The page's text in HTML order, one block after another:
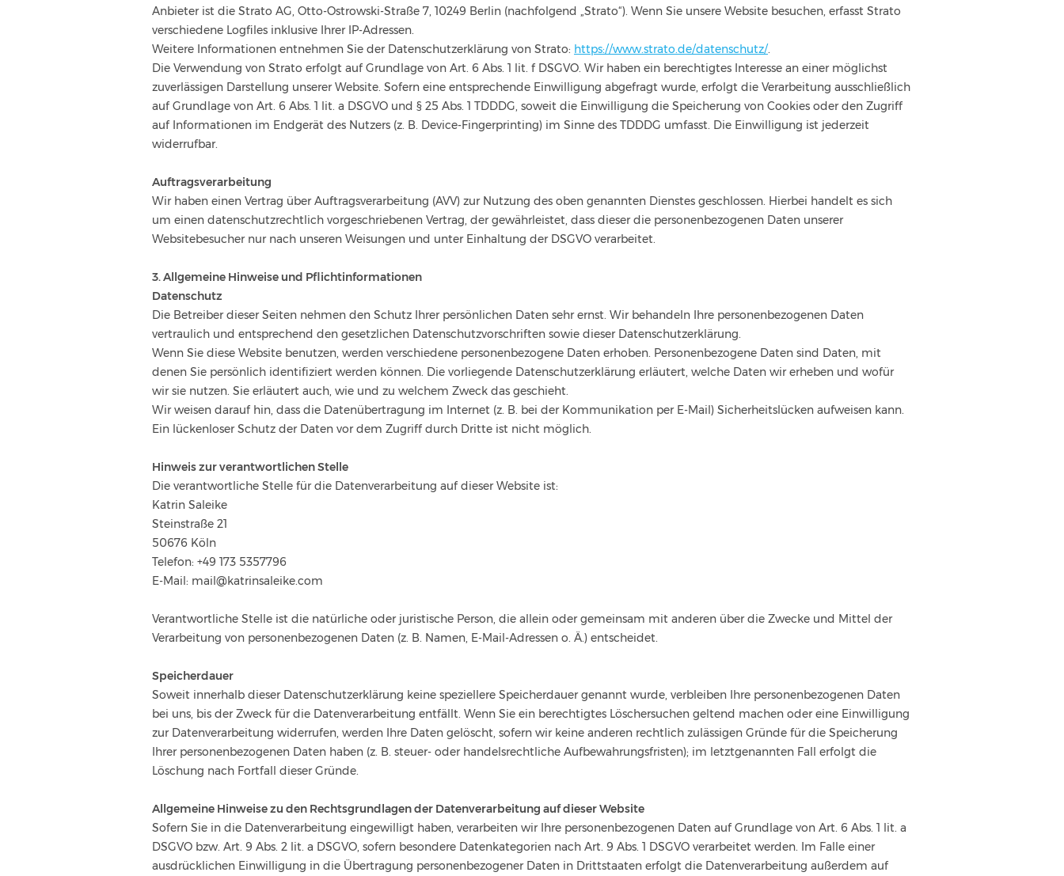
Anbieter ist die Strato AG, Otto-Ostrowski-Straße 7, 10249 Berlin (nachfolgend „Strato“). Wenn Sie unsere Website besuchen, erfasst Strato
verschiedene Logfiles inklusive Ihrer IP-Adressen.
Weitere Informationen entnehmen Sie der Datenschutzerklärung von Strato: https://www.strato.de/datenschutz/.
Die Verwendung von Strato erfolgt auf Grundlage von Art. 6 Abs. 1 lit. f DSGVO. Wir haben ein berechtigtes Interesse an einer möglichst
zuverlässigen Darstellung unserer Website. Sofern eine entsprechende Einwilligung abgefragt wurde, erfolgt die Verarbeitung ausschließlich
auf Grundlage von Art. 6 Abs. 1 lit. a DSGVO und § 25 Abs. 1 TDDDG, soweit die Einwilligung die Speicherung von Cookies oder den Zugriff
auf Informationen im Endgerät des Nutzers (z. B. Device-Fingerprinting) im Sinne des TDDDG umfasst. Die Einwilligung ist jederzeit
widerrufbar.
Auftragsverarbeitung
Wir haben einen Vertrag über Auftragsverarbeitung (AVV) zur Nutzung des oben genannten Dienstes geschlossen. Hierbei handelt es sich
um einen datenschutzrechtlich vorgeschriebenen Vertrag, der gewährleistet, dass dieser die personenbezogenen Daten unserer
Websitebesucher nur nach unseren Weisungen und unter Einhaltung der DSGVO verarbeitet.
3. Allgemeine Hinweise und Pflicht­informationen
Datenschutz
Die Betreiber dieser Seiten nehmen den Schutz Ihrer persönlichen Daten sehr ernst. Wir behandeln Ihre personenbezogenen Daten
vertraulich und entsprechend den gesetzlichen Datenschutzvorschriften sowie dieser Datenschutzerklärung.
Wenn Sie diese Website benutzen, werden verschiedene personenbezogene Daten erhoben. Personenbezogene Daten sind Daten, mit
denen Sie persönlich identifiziert werden können. Die vorliegende Datenschutzerklärung erläutert, welche Daten wir erheben und wofür
wir sie nutzen. Sie erläutert auch, wie und zu welchem Zweck das geschieht.
Wir weisen darauf hin, dass die Datenübertragung im Internet (z. B. bei der Kommunikation per E-Mail) Sicherheitslücken aufweisen kann.
Ein lückenloser Schutz der Daten vor dem Zugriff durch Dritte ist nicht möglich.
Hinweis zur verantwortlichen Stelle
Die verantwortliche Stelle für die Datenverarbeitung auf dieser Website ist:
Katrin Saleike
Steinstraße 21
50676 Köln
Telefon: +49 173 5357796
E-Mail: mail@katrinsaleike.com
Verantwortliche Stelle ist die natürliche oder juristische Person, die allein oder gemeinsam mit anderen über die Zwecke und Mittel der
Verarbeitung von personenbezogenen Daten (z. B. Namen, E-Mail-Adressen o. Ä.) entscheidet.
Speicherdauer
Soweit innerhalb dieser Datenschutzerklärung keine speziellere Speicherdauer genannt wurde, verbleiben Ihre personenbezogenen Daten
bei uns, bis der Zweck für die Datenverarbeitung entfällt. Wenn Sie ein berechtigtes Löschersuchen geltend machen oder eine Einwilligung
zur Datenverarbeitung widerrufen, werden Ihre Daten gelöscht, sofern wir keine anderen rechtlich zulässigen Gründe für die Speicherung
Ihrer personenbezogenen Daten haben (z. B. steuer- oder handelsrechtliche Aufbewahrungsfristen); im letztgenannten Fall erfolgt die
Löschung nach Fortfall dieser Gründe.
Allgemeine Hinweise zu den Rechtsgrundlagen der Datenverarbeitung auf dieser Website
Sofern Sie in die Datenverarbeitung eingewilligt haben, verarbeiten wir Ihre personenbezogenen Daten auf Grundlage von Art. 6 Abs. 1 lit. a
DSGVO bzw. Art. 9 Abs. 2 lit. a DSGVO, sofern besondere Datenkategorien nach Art. 9 Abs. 1 DSGVO verarbeitet werden. Im Falle einer
ausdrücklichen Einwilligung in die Übertragung personenbezogener Daten in Drittstaaten erfolgt die Datenverarbeitung außerdem auf